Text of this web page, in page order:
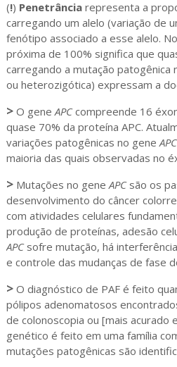
(!) Penetrânciarepresenta a
carregando um alelo (variação de
fenótipo associado a esse alelo.
próxima de 100% significa que
carregando a mutação patogênica
ou heterozigótica) expressam a
>O gene APCcompreende 16
quase 70% da proteína APC.
variações patogênicas no gene APC
maioria das quais observadas no
>Mutações no gene APCsão os
desenvolvimento do câncer
com atividades celulares
produção de proteínas, adesão
APCsofre mutação, há
e controle das mudanças de fase
>O diagnóstico de PAF é feito
pólipos adenomatosos
de colonoscopia ou [mais
genético é feito em uma família
mutações patogênicas são